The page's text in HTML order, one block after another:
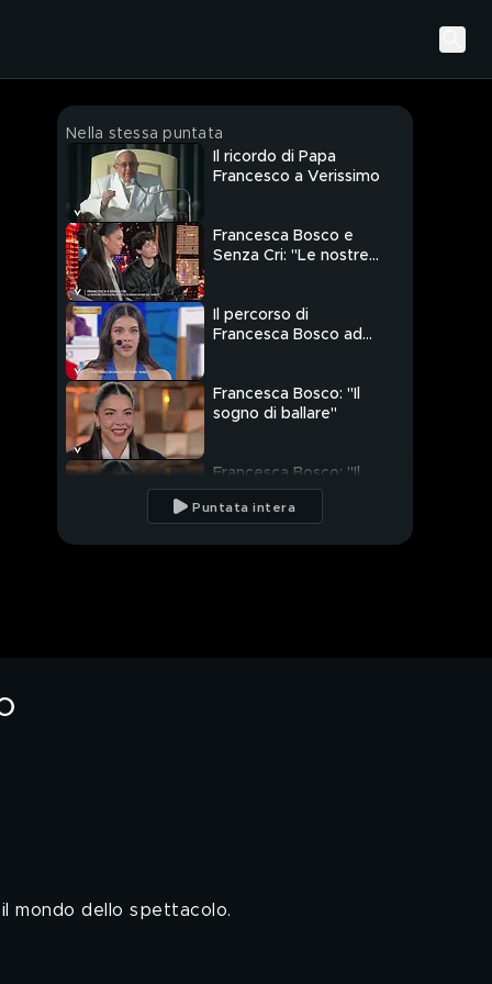
Nella stessa puntata
Il ricordo di Papa
Francesco a Verissimo
Francesca Bosco e
Senza Cri: "Le nostre
Amici"
Il percorso di
Francesca Bosco ad
Francesca Bosco: "Il
sogno di ballare"
Francesca Bosco: "Il
rapporto speciale con
Deborah Lettieri"
Puntata intera
mondo dello spettacolo.